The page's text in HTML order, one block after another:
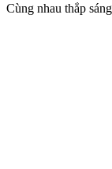
Cùng nhau thắp